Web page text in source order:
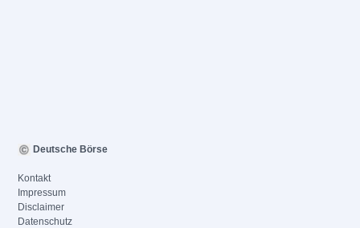
Deutsche Börse
Kontakt
Impressum
Disclaimer
Datenschutz